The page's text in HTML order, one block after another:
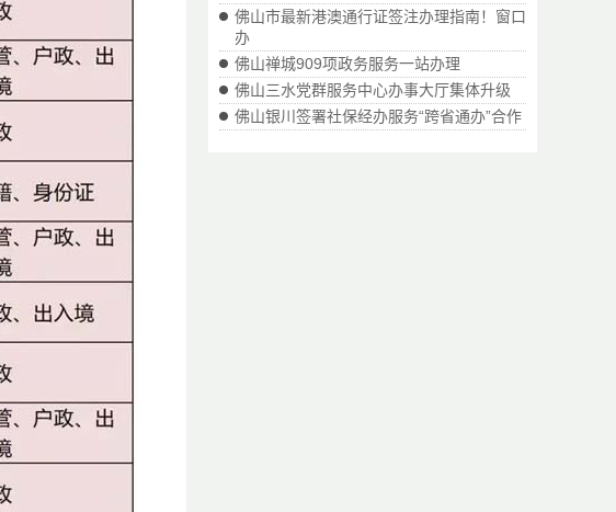
佛山市最新港澳通行证签注办理指南！窗口
办
佛山禅城909项政务服务一站办理
佛山三水党群服务中心办事大厅集体升级
佛山银川签署社保经办服务“跨省通办”合作